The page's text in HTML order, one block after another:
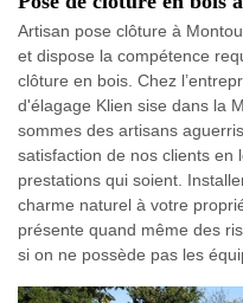
Artisan pose clôture à
et dispose la compétence
clôture en bois. Chez
d'élagage Klien sise dans la
sommes des artisans
satisfaction de nos clients en
prestations qui soient.
charme naturel à votre
présente quand même des
si on ne possède pas les